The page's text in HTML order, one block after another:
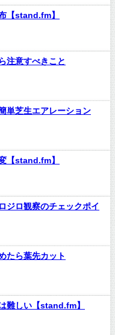
【stand.fm】
注意すべきこと
単芝生エアレーション
【stand.fm】
ジロ観察のチェックポイ
たら葉先カット
難しい【stand.fm】